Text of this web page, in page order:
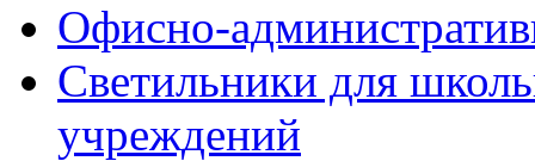
Офисно-
Светильники для
учреждений